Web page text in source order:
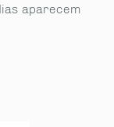
aparecem